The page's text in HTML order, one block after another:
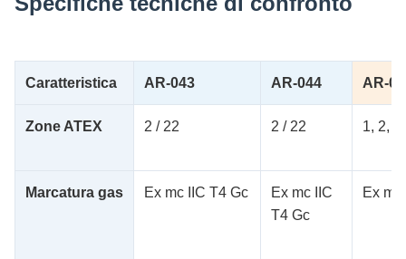
Caratteristica AR-043 AR-044 AR-
Zone ATEX 2 / 22 2 / 22 1, 2,
Marcatura gas Ex mc IIC T4 Gc
Ex mc IIC
T4 Gc
Ex